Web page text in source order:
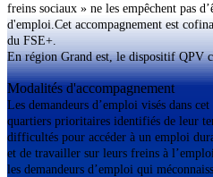
freins sociaux » ne les empêchent pas
d'emploi.Cet accompagnement est
du FSE+.
En région Grand est, le dispositif QPV
Modalités d'accompagnement
Les demandeurs d’emploi visés dans
quartiers prioritaires identifiés de leur
difficultés pour accéder à un emploi
et de travailler sur leurs freins à
les demandeurs d’emploi qui